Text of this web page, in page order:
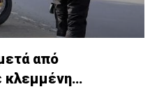
από
κλεμμένη